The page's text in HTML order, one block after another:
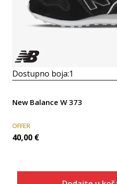
Dostupno boja:1
New Balance W 373
OFFER
40,00 €